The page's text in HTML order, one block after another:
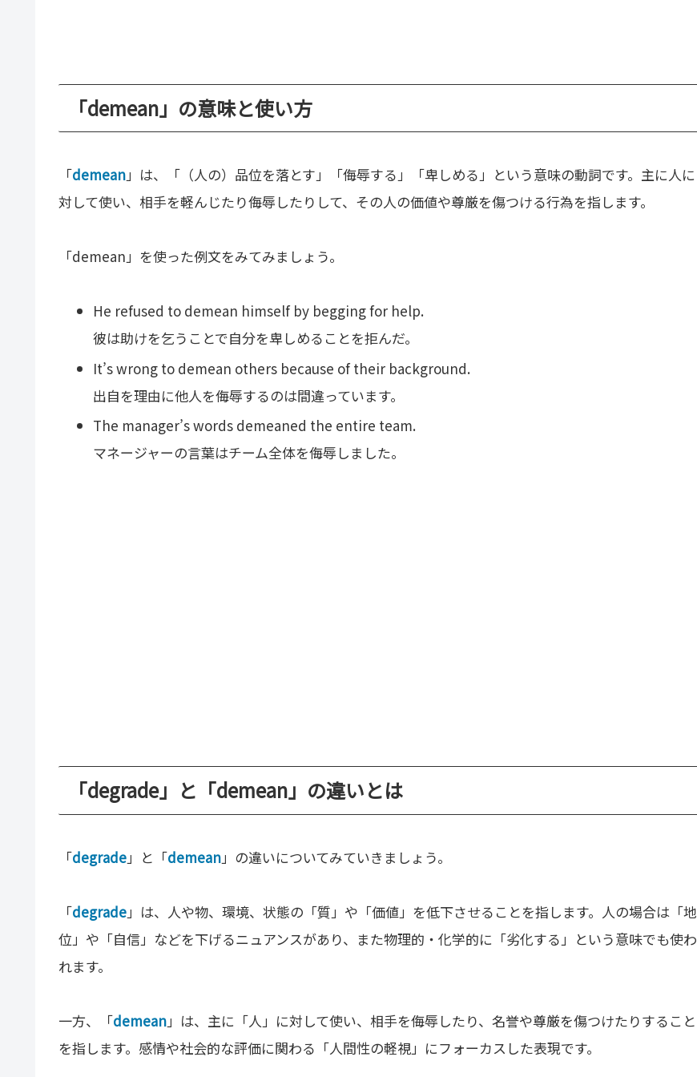
「demean」の意味と使い方
「demean」は、「（人の）品位を落とす」「侮辱する」「卑しめる」という意味の動詞です。主に人に
対して使い、相手を軽んじたり侮辱したりして、その人の価値や尊厳を傷つける行為を指します。
「demean」を使った例文をみてみましょう。
He refused to demean himself by begging for help.
彼は助けを乞うことで自分を卑しめることを拒んだ。
It’s wrong to demean others because of their background.
出自を理由に他人を侮辱するのは間違っています。
The manager’s words demeaned the entire team.
マネージャーの言葉はチーム全体を侮辱しました。
「degrade」と「demean」の違いとは
「degrade」と「demean」の違いについてみていきましょう。
「degrade」は、人や物、環境、状態の「質」や「価値」を低下させることを指します。人の場合は「地
位」や「自信」などを下げるニュアンスがあり、また物理的・化学的に「劣化する」という意味でも使わ
れます。
一方、「demean」は、主に「人」に対して使い、相手を侮辱したり、名誉や尊厳を傷つけたりすること
を指します。感情や社会的な評価に関わる「人間性の軽視」にフォーカスした表現です。